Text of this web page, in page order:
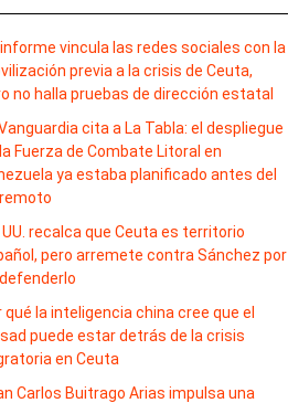
vincula las redes sociales con la
previa a la crisis de Ceuta,
no halla pruebas de dirección estatal
cita a La Tabla: el despliegue
Fuerza de Combate Litoral en
ya estaba planificado antes del
UU. recalca que Ceuta es territorio
pero arremete contra Sánchez por
qué la inteligencia china cree que el
puede estar detrás de la crisis
en Ceuta
Carlos Buitrago Arias impulsa una